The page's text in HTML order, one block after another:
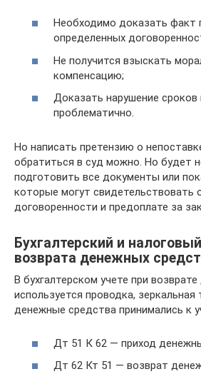
Необходимо доказать факт
определенных
Не получится взыскать
компенсацию;
Доказать нарушение сроков
проблематично.
Но написать претензию о
обратиться в суд можно. Но будет
подготовить все документы или
которые могут свидетельствовать
договоренности и предоплате за
Бухгалтерский и
возврата денежных
В бухгалтерском учете при
используется проводка, зеркальная
денежные средства принимались к
Дт 51 К 62 — приход
Дт 62 Кт 51 — возврат